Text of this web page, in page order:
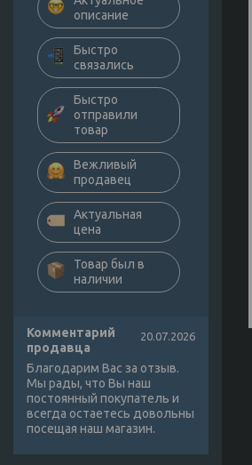
описание
Быстро
связались
Быстро
отправили
товар
Вежливый
продавец
Актуальная
цена
Товар был в
наличии
Комментарий
продавца
20.07.2026
Благодарим Вас за отзыв.
Мы рады, что Вы наш
постоянный покупатель и
всегда остаетесь довольны
посещая наш магазин.